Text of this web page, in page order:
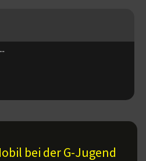
bei der G-Jugend